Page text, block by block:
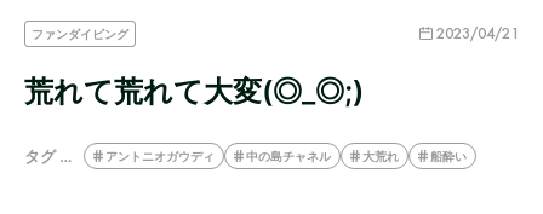
ファンダイビング 2023/04/21
荒れて荒れて大変(◎_◎;)
タグ … アントニオガウディ 中の島チャネル 大荒れ 船酔い